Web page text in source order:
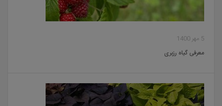
5 مهر 1400
معرفی گیاه رزبری